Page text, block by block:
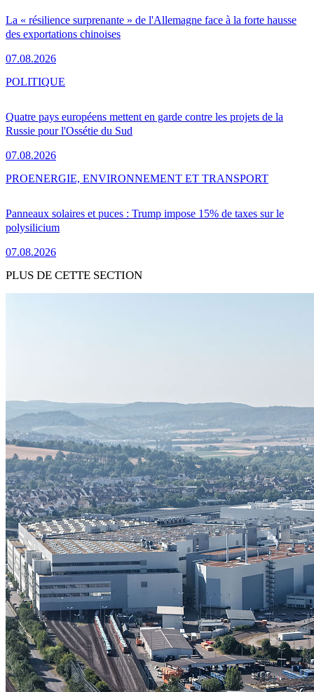
La « résilience surprenante » de l'Allemagne face à la forte hausse
des exportations chinoises
07.08.2026
Quatre pays européens mettent en garde contre les projets de la
Russie pour l'Ossétie du Sud
07.08.2026
POLITIQUE
Panneaux solaires et puces : Trump impose 15% de taxes sur le
polysilicium
07.08.2026
PROENERGIE, ENVIRONNEMENT ET TRANSPORT
PLUS DE CETTE SECTION